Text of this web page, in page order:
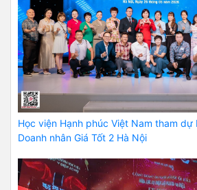
Học viện Hạnh phúc Việt Nam tham dự
Doanh nhân Giá Tốt 2 Hà Nội